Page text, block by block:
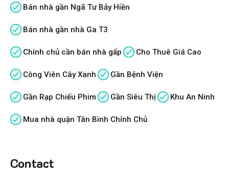
Bán nhà gần Ngã Tư Bảy Hiền
Bán nhà gần nhà Ga T3
Chính chủ cần bán nhà gấp Cho Thuê Giá Cao
Công Viên Cây Xanh Gần Bệnh Viện
Gần Rạp Chiếu Phim Gần Siêu Thị Khu An Ninh
Mua nhà quận Tân Bình Chính Chủ
Contact